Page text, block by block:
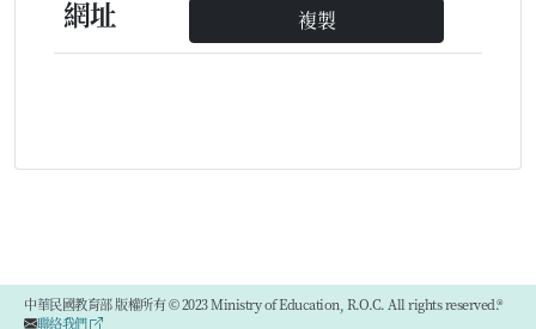
網址
複製
中華民國教育部 版權所有 © 2023 Ministry of Education, R.O.C. All rights reserved.®
聯絡我們